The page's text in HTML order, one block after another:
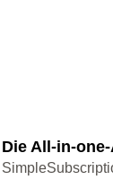
Die All-in-